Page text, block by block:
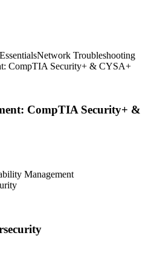
Network Troubleshooting
CompTIA Security+ &
Management